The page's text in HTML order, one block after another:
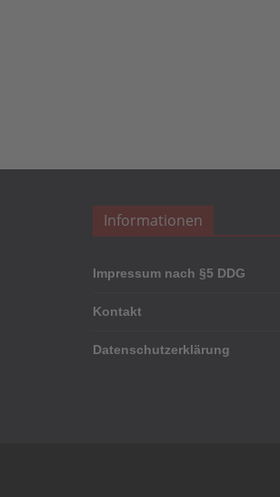
Informationen
Impressum nach §5 DDG
Kontakt
Datenschutzerklärung